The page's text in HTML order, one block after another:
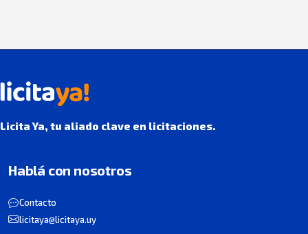
Licita Ya, tu aliado clave en licitaciones.
Hablá con nosotros
Contacto
licitaya@licitaya.uy